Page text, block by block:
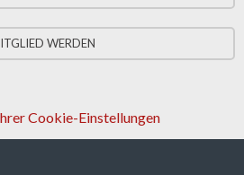
WERDEN
Cookie-Einstellungen